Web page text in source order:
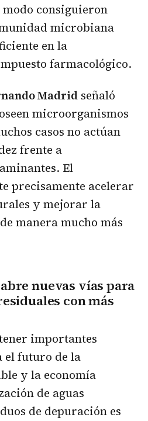
consiguieron
microbiana
en la
farmacológico.
Madrid señaló
microorganismos
casos no actúan
frente a
El
precisamente acelerar
y mejorar la
manera mucho más
nuevas vías para
con más
importantes
el futuro de la
y la economía
de aguas
de depuración es